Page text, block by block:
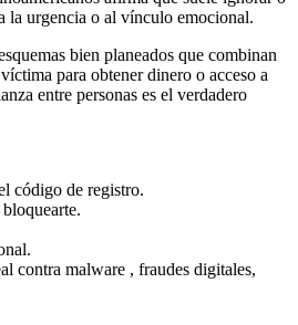
la urgencia o al vínculo emocional.
bien planeados que combinan
para obtener dinero o acceso a
entre personas es el verdadero
código de registro.
contra malware , fraudes digitales,